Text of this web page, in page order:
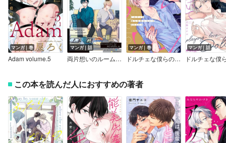
マンガ｜巻
Adam volume.5
マンガ｜話
両片想いのルームシェア
マンガ｜巻
ドルチェな僕らの恋について【単行本版】【電子限定描き下ろし漫画付き】
マンガ｜話
この本を読んだ人におすすめの著者